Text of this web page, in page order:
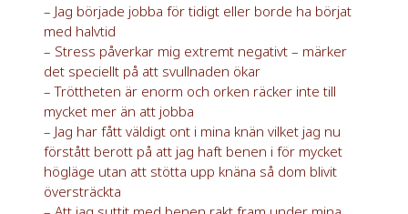
– Jag började jobba för tidigt eller borde ha börjat
med halvtid
– Stress påverkar mig extremt negativt – märker
det speciellt på att svullnaden ökar
– Tröttheten är enorm och orken räcker inte till
mycket mer än att jobba
– Jag har fått väldigt ont i mina knän vilket jag nu
förstått berott på att jag haft benen i för mycket
högläge utan att stötta upp knäna så dom blivit
översträckta